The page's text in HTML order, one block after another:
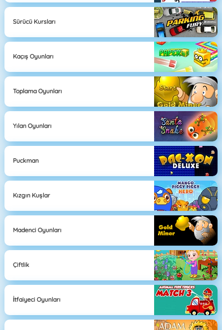
Sürücü Kursları
Kaçış Oyunları
Toplama Oyunları
Yılan Oyunları
Puckman
Kızgın Kuşlar
Madenci Oyunları
Çiftlik
İtfaiyeci Oyunları